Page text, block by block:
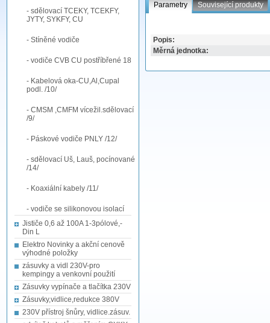
- sdělovací TCEKY, TCEKFY,
JYTY, SYKFY, CU
- Stíněné vodiče
- vodiče CVB CU postříbřené 18
- Kabelová oka-CU,Al,Cupal
podl. /10/
- CMSM ,CMFM vícežil.sdělovací
/9/
- Páskové vodiče PNLY /12/
- sdělovací Uš, Lauš, pocínované
/14/
- Koaxiální kabely /11/
- vodiče se silikonovou isolací
Jističe 0,6 až 100A 1-3pólové,-
Din L
Elektro Novinky a akční cenově
výhodné položky
zásuvky a vidl 230V-pro
kempingy a venkovní použití
Zásuvky vypínače a tlačítka 230V
Zásuvky,vidlice,redukce 380V
230V přístroj šnůry, vidlice.zásuv.
Parametry Související produkty
Popis:
Měrná jednotka: